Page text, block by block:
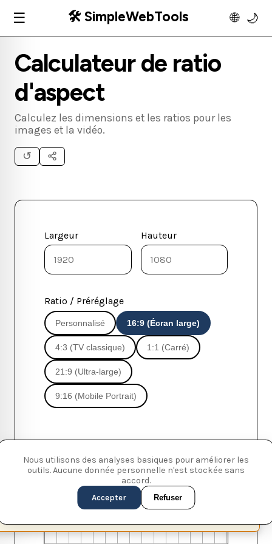
☰ 🛠️ SimpleWebTools 🌐 🌙
Nous utilisons des analyses basiques pour améliorer les
outils. Aucune donnée personnelle n'est stockée sans
accord.
Accepter Refuser
Calculateur de ratio
d'aspect
Calculez les dimensions et les ratios pour les
images et la vidéo.
↺
Largeur Hauteur
Ratio / Préréglage
Personnalisé 16:9 (Écran large)
4:3 (TV classique) 1:1 (Carré)
21:9 (Ultra-large)
9:16 (Mobile Portrait)